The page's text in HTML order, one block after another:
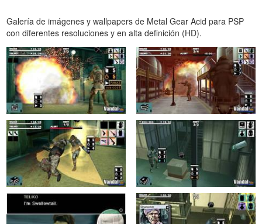
Galería de imágenes y wallpapers de Metal Gear Acid para PSP
con diferentes resoluciones y en alta definición (HD).